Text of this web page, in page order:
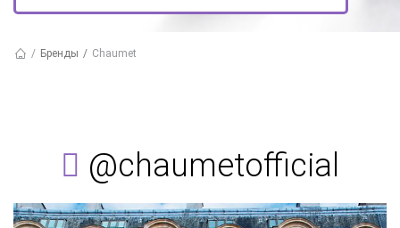
Бренды Chaumet
@chaumetofficial